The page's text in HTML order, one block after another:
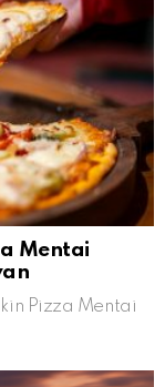
Mentai
Pizza Mentai